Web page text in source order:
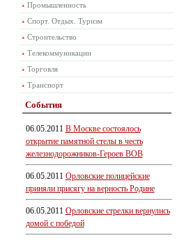
Промышленность
Спорт. Отдых. Туризм
Строительство
Телекоммуникации
Торговля
Транспорт
События
06.05.2011 В Москве состоялось
открытие памятной стелы в честь
железнодорожников-Героев ВОВ
06.05.2011 Орловские полицейские
приняли присягу на верность Родине
06.05.2011 Орловские стрелки вернулись
домой с победой